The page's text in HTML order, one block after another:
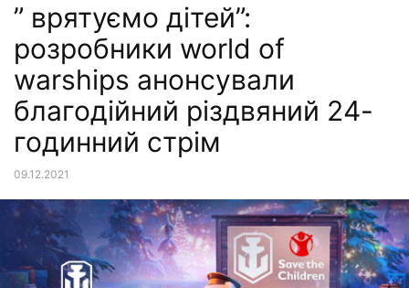
” врятуємо дітей”:
розробники world of
warships анонсували
благодійний різдвяний 24-
годинний стрім
09.12.2021